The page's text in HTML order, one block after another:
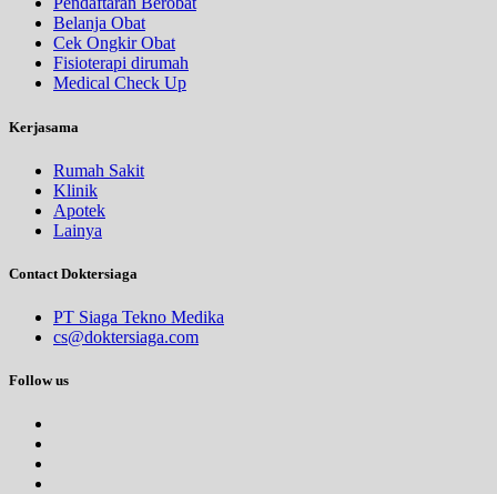
Belanja Obat
Cek Ongkir Obat
Fisioterapi dirumah
Medical Check Up
Kerjasama
Rumah Sakit
Klinik
Apotek
Lainya
Contact Doktersiaga
PT Siaga Tekno Medika
cs@doktersiaga.com
Follow us